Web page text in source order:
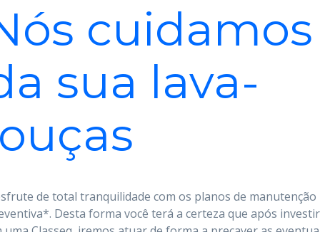
cuidamos
sua lava-
de total tranquilidade com os planos de manutenção
Desta forma você terá a certeza que após investir